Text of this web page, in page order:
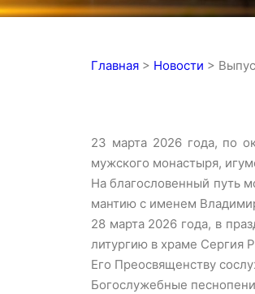
Главная > Новости >
23 марта 2026 года, по
мужского монастыря,
На благословенный путь
мантию с именем
28 марта 2026 года, в
литургию в храме Сергия
Его Преосвященству
Богослужебные